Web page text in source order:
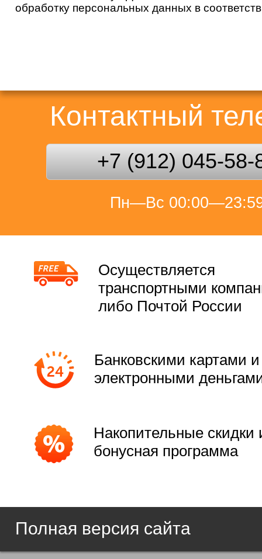
обработку персональных данных в
Контактный
+7 (912) 045-58-
Пн—Вс
Осуществляется
транспортными
либо Почтой России
Банковскими картами и
электронными
Накопительные скидки
бонусная программа
Полная версия сайта